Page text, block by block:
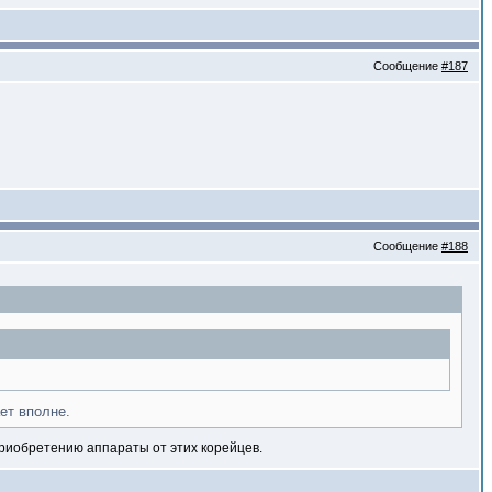
Сообщение #187
Сообщение #188
вполне.
аппараты от этих корейцев.